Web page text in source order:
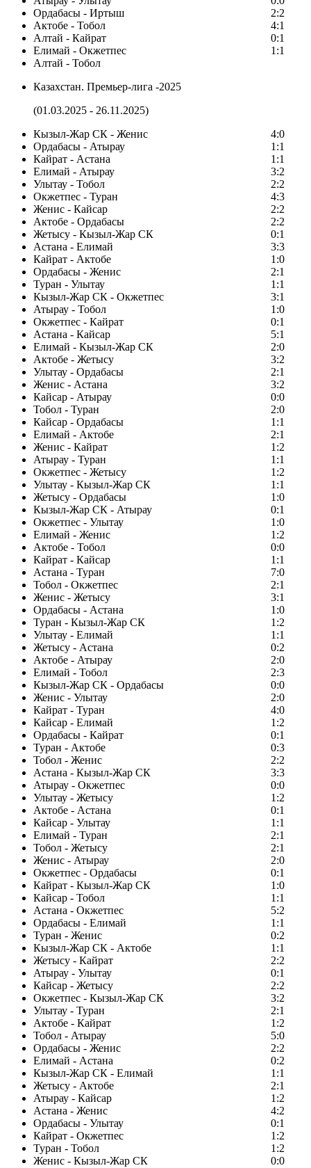
Ордабасы - Иртыш
2:2
Актобе - Тобол
4:1
Алтай - Кайрат
0:1
Елимай - Окжетпес
1:1
Алтай - Тобол
Казахстан. Премьер-лига -2025
(01.03.2025 - 26.11.2025)
Кызыл-Жар СК - Женис
4:0
Ордабасы - Атырау
1:1
Кайрат - Астана
1:1
Елимай - Атырау
3:2
Улытау - Тобол
2:2
Окжетпес - Туран
4:3
Женис - Кайсар
2:2
Актобе - Ордабасы
2:2
Жетысу - Кызыл-Жар СК
0:1
Астана - Елимай
3:3
Кайрат - Актобе
1:0
Ордабасы - Женис
2:1
Туран - Улытау
1:1
Кызыл-Жар СК - Окжетпес
3:1
Атырау - Тобол
1:0
Окжетпес - Кайрат
0:1
Астана - Кайсар
5:1
Елимай - Кызыл-Жар СК
2:0
Актобе - Жетысу
3:2
Улытау - Ордабасы
2:1
Женис - Астана
3:2
Кайсар - Атырау
0:0
Тобол - Туран
2:0
Кайсар - Ордабасы
1:1
Елимай - Актобе
2:1
Женис - Кайрат
1:2
Атырау - Туран
1:1
Окжетпес - Жетысу
1:2
Улытау - Кызыл-Жар СК
1:1
Жетысу - Ордабасы
1:0
Кызыл-Жар СК - Атырау
0:1
Окжетпес - Улытау
1:0
Елимай - Женис
1:2
Актобе - Тобол
0:0
Кайрат - Кайсар
1:1
Астана - Туран
7:0
Тобол - Окжетпес
2:1
Женис - Жетысу
3:1
Ордабасы - Астана
1:0
Туран - Кызыл-Жар СК
1:2
Улытау - Елимай
1:1
Жетысу - Астана
0:2
Актобе - Атырау
2:0
Елимай - Тобол
2:3
Кызыл-Жар СК - Ордабасы
0:0
Женис - Улытау
2:0
Кайрат - Туран
4:0
Кайсар - Елимай
1:2
Ордабасы - Кайрат
0:1
Туран - Актобе
0:3
Тобол - Женис
2:2
Астана - Кызыл-Жар СК
3:3
Атырау - Окжетпес
0:0
Улытау - Жетысу
1:2
Актобе - Астана
0:1
Кайсар - Улытау
1:1
Елимай - Туран
2:1
Тобол - Жетысу
2:1
Женис - Атырау
2:0
Окжетпес - Ордабасы
0:1
Кайрат - Кызыл-Жар СК
1:0
Кайсар - Тобол
1:1
Астана - Окжетпес
5:2
Ордабасы - Елимай
1:1
Туран - Женис
0:2
Кызыл-Жар СК - Актобе
1:1
Жетысу - Кайрат
2:2
Атырау - Улытау
0:1
Кайсар - Жетысу
2:2
Окжетпес - Кызыл-Жар СК
3:2
Улытау - Туран
2:1
Актобе - Кайрат
1:2
Тобол - Атырау
5:0
Ордабасы - Женис
2:2
Елимай - Астана
0:2
Кызыл-Жар СК - Елимай
1:1
Жетысу - Актобе
2:1
Атырау - Кайсар
1:2
Астана - Женис
4:2
Ордабасы - Улытау
0:1
Кайрат - Окжетпес
1:2
Туран - Тобол
1:2
Женис - Кызыл-Жар СК
0:0